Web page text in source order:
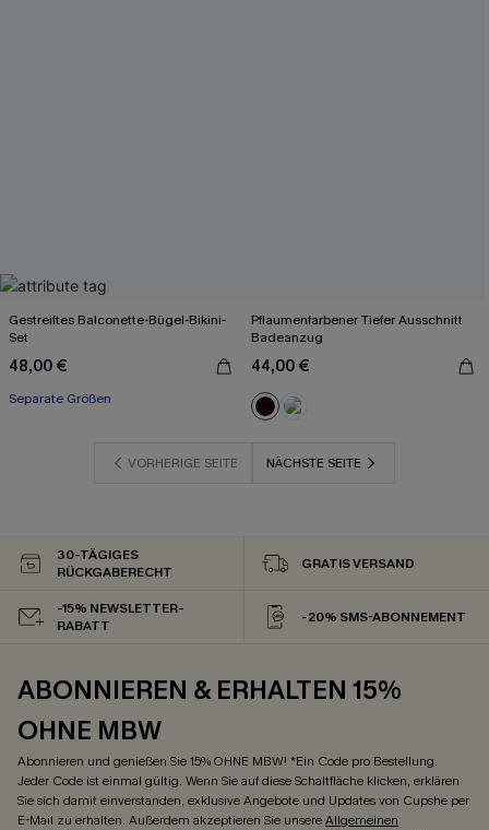
Gestreiftes Balconette-Bügel-Bikini-
Set
48,00 €
Separate Größen
Pflaumenfarbener Tiefer Ausschnitt
Badeanzug
44,00 €
VORHERIGE SEITE NÄCHSTE SEITE
30-TÄGIGES
RÜCKGABERECHT
GRATIS VERSAND
-15% NEWSLETTER-
RABATT
-20% SMS-ABONNEMENT
ABONNIEREN & ERHALTEN 15%
OHNE MBW
Abonnieren und genießen Sie 15% OHNE MBW! *Ein Code pro Bestellung.
Jeder Code ist einmal gültig. Wenn Sie auf diese Schaltfläche klicken, erklären
Sie sich damit einverstanden, exklusive Angebote und Updates von Cupshe per
E-Mail zu erhalten. Außerdem akzeptieren Sie unsereAllgemeinen